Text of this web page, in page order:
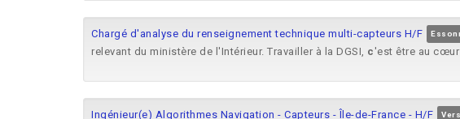
Chargé d'analyse du renseignement technique multi-capteurs H/F
relevant du ministère de l'Intérieur. Travailler à la DGSI, c'est être au cœur
Ingénieur(e) Algorithmes Navigation - Capteurs - Île-de-France - H/F